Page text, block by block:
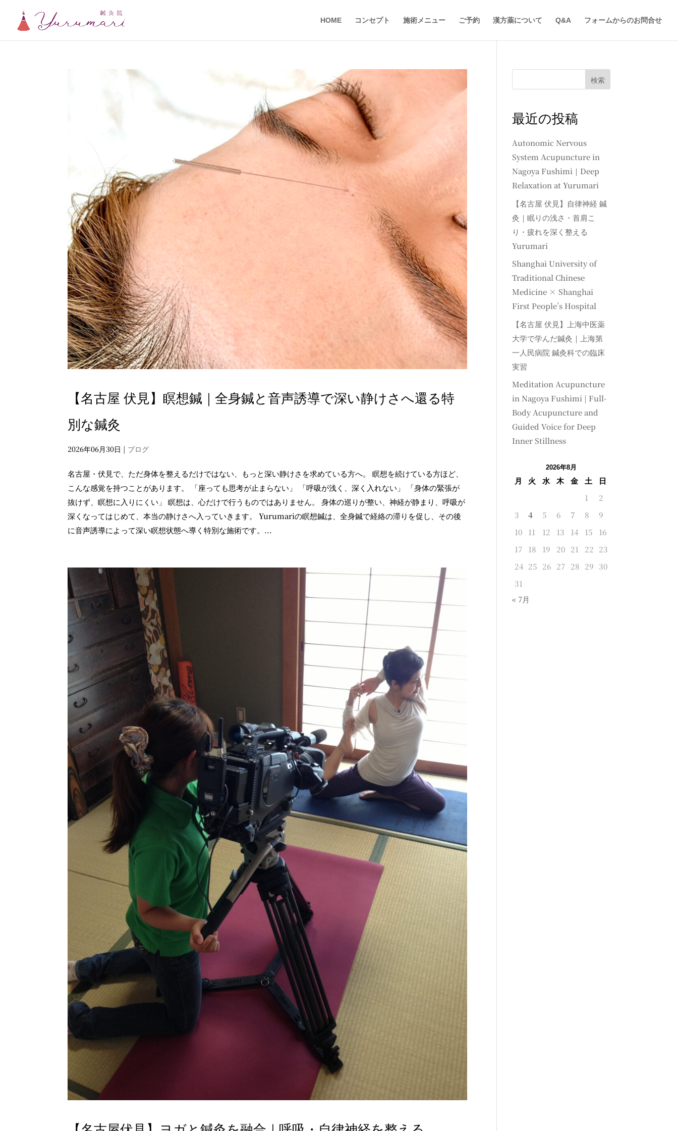
HOME コンセプト 施術メニュー ご予約 漢方薬について Q&A フォームからのお問合せ
【名古屋 伏見】瞑想鍼｜全身鍼と音声誘導で深い静けさへ還る特
別な鍼灸
2026年06月30日 | ブログ
名古屋・伏見で、ただ身体を整えるだけではない、もっと深い静けさを求めている方へ。 瞑想を続けている方ほど、
こんな感覚を持つことがあります。 「座っても思考が止まらない」 「呼吸が浅く、深く入れない」 「身体の緊張が
抜けず、瞑想に入りにくい」 瞑想は、心だけで行うものではありません。 身体の巡りが整い、神経が静まり、呼吸が
深くなってはじめて、本当の静けさへ入っていきます。 Yurumariの瞑想鍼は、全身鍼で経絡の滞りを促し、その後
に音声誘導によって深い瞑想状態へ導く特別な施術です。...
検索
最近の投稿
Autonomic Nervous
System Acupuncture in
Nagoya Fushimi｜Deep
Relaxation at Yurumari
【名古屋 伏見】自律神経 鍼
灸｜眠りの浅さ・首肩こ
り・疲れを深く整える
Yurumari
Shanghai University of
Traditional Chinese
Medicine × Shanghai
First People’s Hospital
【名古屋 伏見】上海中医薬
大学で学んだ鍼灸｜上海第
一人民病院 鍼灸科での臨床
実習
Meditation Acupuncture
in Nagoya Fushimi | Full-
Body Acupuncture and
Guided Voice for Deep
Inner Stillness
2026年8月
月 火 水 木 金 土
日
1
2
3
4 5 6 7 8
9
10
11 12 13 14 15
16
17
18 19 20 21 22 23
24 25 26 27 28 29 30
31
« 7月